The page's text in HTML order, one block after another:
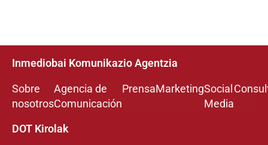
Inmediobai Komunikazio Agentzia
Sobre
nosotros
Agencia de
Comunicación
PrensaMarketingSocial
Media
DOT Kirolak